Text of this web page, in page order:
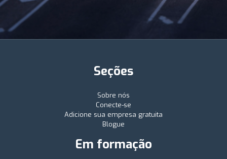
Seções
Sobre nós
Conecte-se
Adicione sua empresa gratuita
Blogue
Em formação